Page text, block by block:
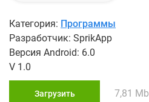
Категория: Программы
Разработчик: SprikApp
Версия Android: 6.0
V 1.0
Загрузить 7,81 Mb